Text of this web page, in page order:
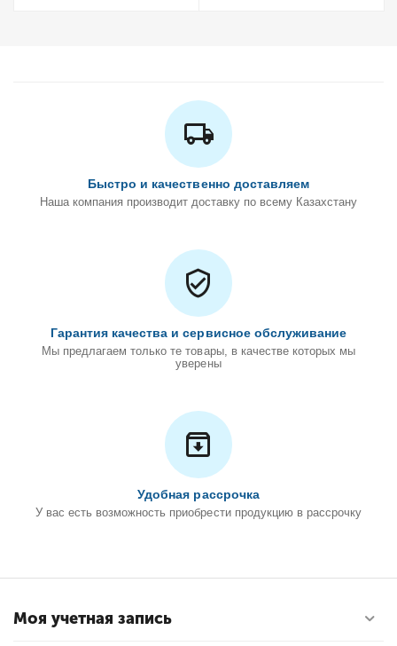
Быстро и качественно доставляем
Наша компания производит доставку по всему Казахстану
Гарантия качества и сервисное обслуживание
Мы предлагаем только те товары, в качестве которых мы
уверены
Удобная рассрочка
У вас есть возможность приобрести продукцию в рассрочку
Моя учетная запись